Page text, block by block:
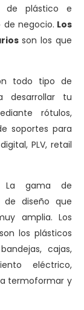
de plástico e
negocio. Los
son los que
todo tipo de
desarrollar tu
rótulos,
soportes para
PLV, retail
La gama de
de diseño que
amplia. Los
los plásticos
cajas,
eléctrico,
termoformar y